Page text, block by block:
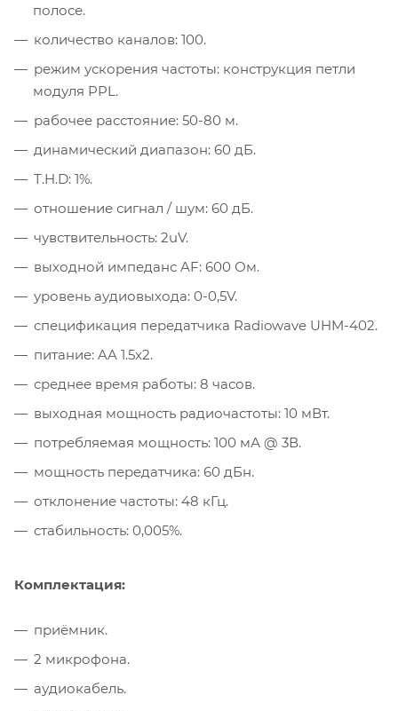
полосе.
количество каналов: 100.
режим ускорения частоты: конструкция петли
модуля PPL.
рабочее расстояние: 50-80 м.
динамический диапазон: 60 дБ.
T.H.D: 1%.
отношение сигнал / шум: 60 дБ.
чувствительность: 2uV.
выходной импеданс AF: 600 Ом.
уровень аудиовыхода: 0-0,5V.
спецификация передатчика Radiowave UHM-402.
питание: AA 1.5x2.
среднее время работы: 8 часов.
выходная мощность радиочастоты: 10 мВт.
потребляемая мощность: 100 мА @ 3В.
мощность передатчика: 60 дБн.
отклонение частоты: 48 кГц.
стабильность: 0,005%.
Комплектация:
приёмник.
2 микрофона.
аудиокабель.